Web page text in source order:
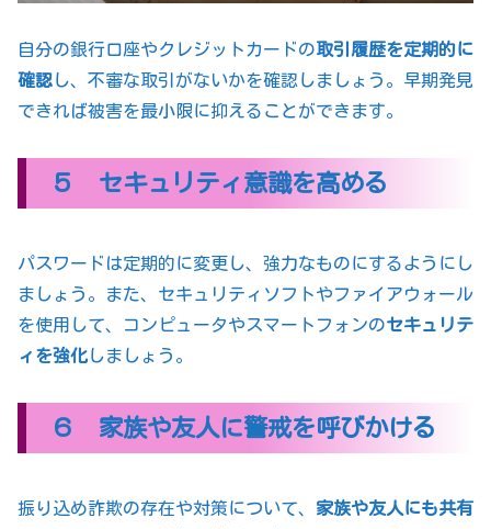
自分の銀行口座やクレジットカードの取引履歴を定期的に
確認し、不審な取引がないかを確認しましょう。早期発見
できれば被害を最小限に抑えることができます。
５ セキュリティ意識を高める
パスワードは定期的に変更し、強力なものにするようにし
ましょう。また、セキュリティソフトやファイアウォール
を使用して、コンピュータやスマートフォンのセキュリテ
ィを強化しましょう。
６ 家族や友人に警戒を呼びかける
振り込め詐欺の存在や対策について、 家族や友人にも共有